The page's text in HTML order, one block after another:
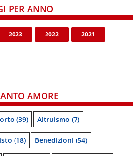
PER ANNO
2023 2022 2021
AMORE
(39) Altruismo (7)
(18) Benedizioni (54)